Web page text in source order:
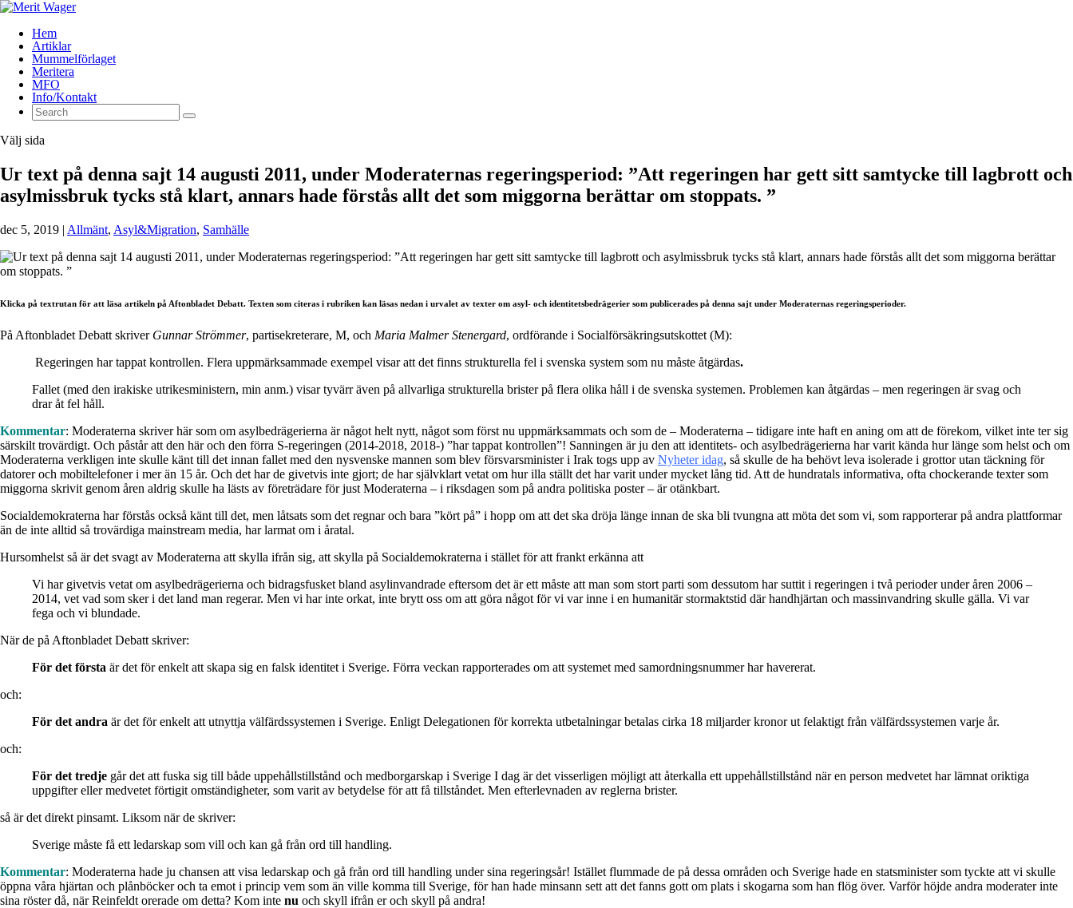
Hem
Artiklar
Mummelförlaget
Meritera
MFO
Info/Kontakt
Välj sida
Ur text på denna sajt 14 augusti 2011, under Moderaternas regeringsperiod: ”Att regeringen har gett sitt samtycke till lagbrott och
asylmissbruk tycks stå klart, annars hade förstås allt det som miggorna berättar om stoppats. ”
dec 5, 2019 | Allmänt, Asyl&Migration, Samhälle
Klicka på textrutan för att läsa artikeln på Aftonbladet Debatt. Texten som citeras i rubriken kan läsas nedan i urvalet av texter om asyl- och identitetsbedrägerier som publicerades på denna sajt under Moderaternas regeringsperioder.
På Aftonbladet Debatt skriver Gunnar Strömmer, partisekreterare, M, och Maria Malmer Stenergard, ordförande i Socialförsäkringsutskottet (M):
Regeringen har tappat kontrollen. Flera uppmärksammade exempel visar att det finns strukturella fel i svenska system som nu måste åtgärdas.
Fallet (med den irakiske utrikesministern, min anm.) visar tyvärr även på allvarliga strukturella brister på flera olika håll i de svenska systemen. Problemen kan åtgärdas – men regeringen är svag och
drar åt fel håll.
Kommentar: Moderaterna skriver här som om asylbedrägerierna är något helt nytt, något som först nu uppmärksammats och som de – Moderaterna – tidigare inte haft en aning om att de förekom, vilket inte ter sig
särskilt trovärdigt. Och påstår att den här och den förra S-regeringen (2014-2018, 2018-) ”har tappat kontrollen”! Sanningen är ju den att identitets- och asylbedrägerierna har varit kända hur länge som helst och om
Moderaterna verkligen inte skulle känt till det innan fallet med den nysvenske mannen som blev försvarsminister i Irak togs upp av Nyheter idag, så skulle de ha behövt leva isolerade i grottor utan täckning för
datorer och mobiltelefoner i mer än 15 år. Och det har de givetvis inte gjort; de har självklart vetat om hur illa ställt det har varit under mycket lång tid. Att de hundratals informativa, ofta chockerande texter som
miggorna skrivit genom åren aldrig skulle ha lästs av företrädare för just Moderaterna – i riksdagen som på andra politiska poster – är otänkbart.
Socialdemokraterna har förstås också känt till det, men låtsats som det regnar och bara ”kört på” i hopp om att det ska dröja länge innan de ska bli tvungna att möta det som vi, som rapporterar på andra plattformar
än de inte alltid så trovärdiga mainstream media, har larmat om i åratal.
Hursomhelst så är det svagt av Moderaterna att skylla ifrån sig, att skylla på Socialdemokraterna i stället för att frankt erkänna att
Vi har givetvis vetat om asylbedrägerierna och bidragsfusket bland asylinvandrade eftersom det är ett måste att man som stort parti som dessutom har suttit i regeringen i två perioder under åren 2006 –
2014, vet vad som sker i det land man regerar. Men vi har inte orkat, inte brytt oss om att göra något för vi var inne i en humanitär stormaktstid där handhjärtan och massinvandring skulle gälla. Vi var
fega och vi blundade.
När de på Aftonbladet Debatt skriver:
För det första är det för enkelt att skapa sig en falsk identitet i Sverige. Förra veckan rapporterades om att systemet med samordningsnummer har havererat.
och:
För det andra är det för enkelt att utnyttja välfärdssystemen i Sverige. Enligt Delegationen för korrekta utbetalningar betalas cirka 18 miljarder kronor ut felaktigt från välfärdssystemen varje år.
och:
För det tredje går det att fuska sig till både uppehållstillstånd och medborgarskap i Sverige I dag är det visserligen möjligt att återkalla ett uppehållstillstånd när en person medvetet har lämnat oriktiga
uppgifter eller medvetet förtigit omständigheter, som varit av betydelse för att få tillståndet. Men efterlevnaden av reglerna brister.
så är det direkt pinsamt. Liksom när de skriver:
Sverige måste få ett ledarskap som vill och kan gå från ord till handling.
Kommentar: Moderaterna hade ju chansen att visa ledarskap och gå från ord till handling under sina regeringsår! Istället flummade de på dessa områden och Sverige hade en statsminister som tyckte att vi skulle
öppna våra hjärtan och plånböcker och ta emot i princip vem som än ville komma till Sverige, för han hade minsann sett att det fanns gott om plats i skogarna som han flög över. Varför höjde andra moderater inte
sina röster då, när Reinfeldt orerade om detta? Kom inte nu och skyll ifrån er och skyll på andra!